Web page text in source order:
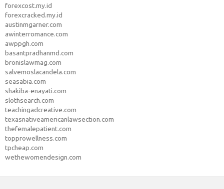
forexcost.my.id
forexcracked.my.id
austinmgarner.com
awinterromance.com
awppgh.com
basantpradhanmd.com
bronislawmag.com
salvemoslacandela.com
seasabia.com
shakiba-enayati.com
slothsearch.com
teachingadcreative.com
texasnativeamericanlawsection.com
thefemalepatient.com
topprowellness.com
tpcheap.com
wethewomendesign.com